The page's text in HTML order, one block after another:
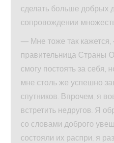
сделать больше добрых
сопровождении
— Мне тоже так кажется,
правительница Страны
смогу постоять за себя,
мне столь же успешно
спутников. Впрочем, я
встретить недругов. Я
со словами доброго
состояли их распри, я